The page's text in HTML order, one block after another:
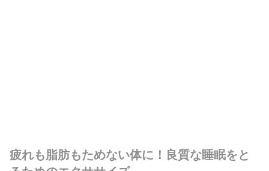
疲れも脂肪もためない体に！良質な睡眠をと